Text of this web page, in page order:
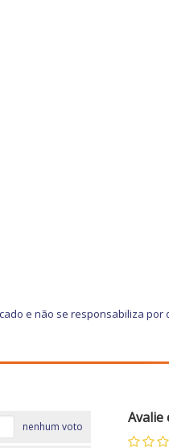
e não se responsabiliza
nenhum voto
Avalie